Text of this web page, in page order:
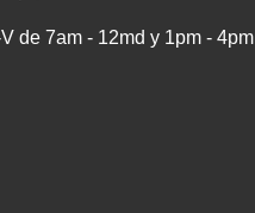
de 7am - 12md y 1pm - 4pm